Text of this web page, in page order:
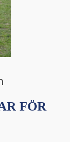
FÖR